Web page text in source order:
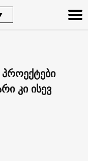
კი ისევ